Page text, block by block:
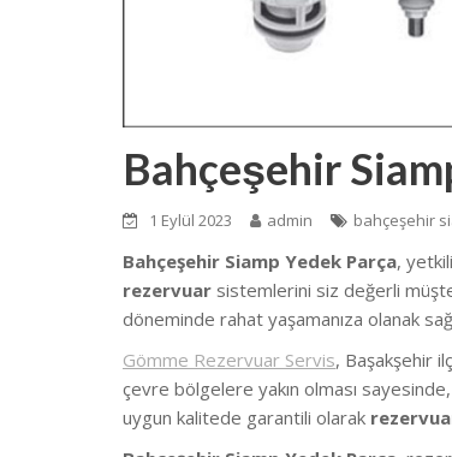
Bahçeşehir
1 Eylül 2023 admin bahçeşehir
Bahçeşehir Siamp Yedek Parça,
rezervuar sistemlerini siz değerli
döneminde rahat yaşamanıza olanak
Gömme Rezervuar Servis, Başakşehir
çevre bölgelere yakın olması
uygun kalitede garantili olarak